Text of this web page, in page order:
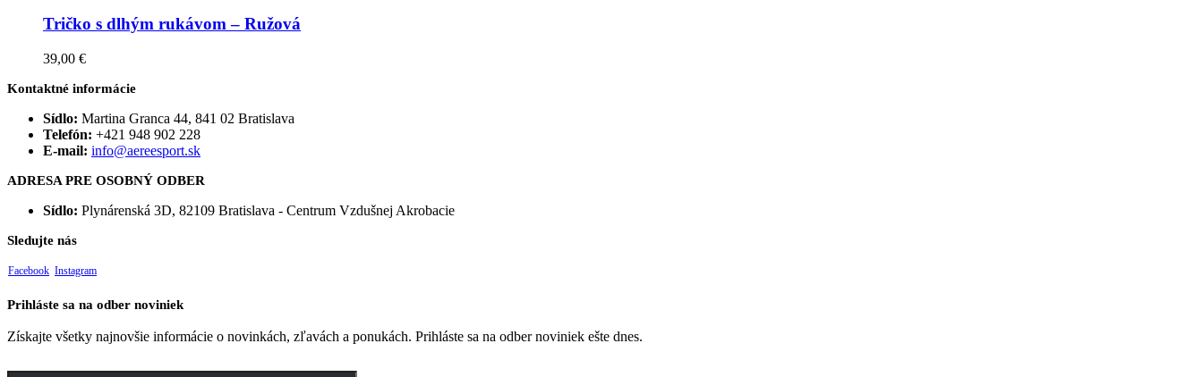
Tričko s dlhým rukávom – Ružová
39,00 €
Kontaktné informácie
Sídlo: Martina Granca 44, 841 02 Bratislava
Telefón: +421 948 902 228
E-mail: info@aereesport.sk
ADRESA PRE OSOBNÝ ODBER
Sídlo: Plynárenská 3D, 82109 Bratislava - Centrum Vzdušnej Akrobacie
Sledujte nás
Facebook Instagram
Prihláste sa na odber noviniek
Získajte všetky najnovšie informácie o novinkách, zľavách a ponukách. Prihláste sa na odber noviniek ešte dnes.